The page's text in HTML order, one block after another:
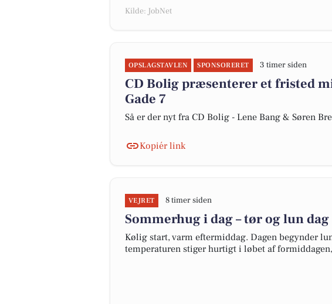
Kilde: JobNet
OPSLAGSTAVLEN SPONSORERET 3 timer siden
CD Bolig præsenterer et fristed
Gade 7
Så er der nyt fra CD Bolig - Lene Bang & Søren
Kopiér link
VEJRET 8 timer siden
Sommerhug i dag – tør og lun dag
Kølig start, varm eftermiddag. Dagen begynder
temperaturen stiger hurtigt i løbet af